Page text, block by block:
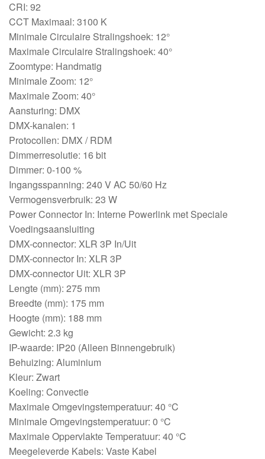
CRI: 92
CCT Maximaal: 3100 K
Minimale Circulaire Stralingshoek: 12°
Maximale Circulaire Stralingshoek: 40°
Zoomtype: Handmatig
Minimale Zoom: 12°
Maximale Zoom: 40°
Aansturing: DMX
DMX-kanalen: 1
Protocollen: DMX / RDM
Dimmerresolutie: 16 bit
Dimmer: 0-100 %
Ingangsspanning: 240 V AC 50/60 Hz
Vermogensverbruik: 23 W
Power Connector In: Interne Powerlink met Speciale
Voedingsaansluiting
DMX-connector: XLR 3P In/Uit
DMX-connector In: XLR 3P
DMX-connector Uit: XLR 3P
Lengte (mm): 275 mm
Breedte (mm): 175 mm
Hoogte (mm): 188 mm
Gewicht: 2.3 kg
IP-waarde: IP20 (Alleen Binnengebruik)
Behuizing: Aluminium
Kleur: Zwart
Koeling: Convectie
Maximale Omgevingstemperatuur: 40 °C
Minimale Omgevingstemperatuur: 0 °C
Maximale Oppervlakte Temperatuur: 40 °C
Meegeleverde Kabels: Vaste Kabel